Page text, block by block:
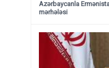
Azərbaycanla
mərhələsi